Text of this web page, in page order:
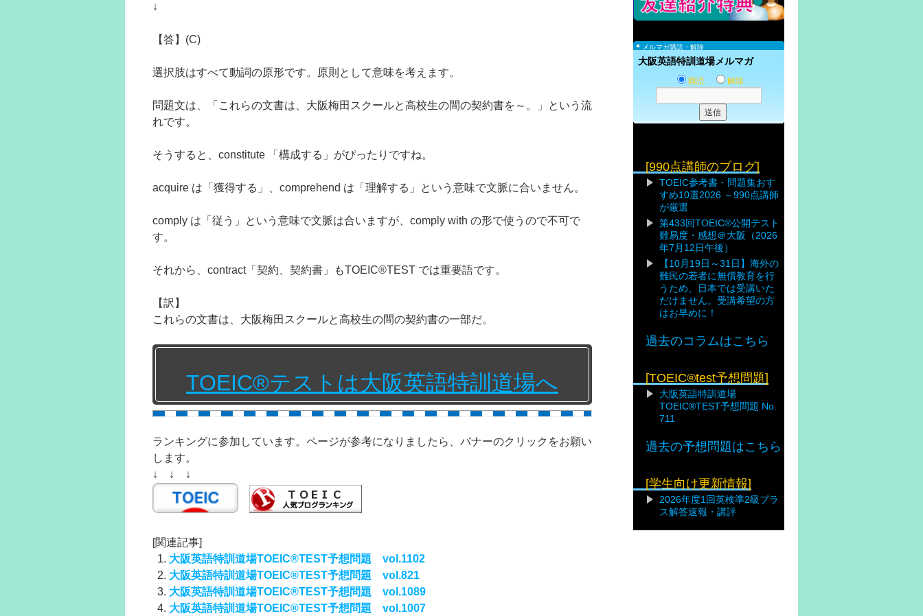
↓
【答】(C)
選択肢はすべて動詞の原形です。原則として意味を考えます。
問題文は、「これらの文書は、大阪梅田スクールと高校生の間の契約書を～。」という流
れです。
そうすると、constitute 「構成する」がぴったりですね。
acquire は「獲得する」、comprehend は「理解する」という意味で文脈に合いません。
comply は「従う」という意味で文脈は合いますが、comply with の形で使うので不可で
す。
それから、contract「契約、契約書」もTOEIC®TEST では重要語です。
【訳】
これらの文書は、大阪梅田スクールと高校生の間の契約書の一部だ。
TOEIC®テストは大阪英語特訓道場へ
ランキングに参加しています。ページが参考になりましたら、バナーのクリックをお願い
します。
↓ ↓ ↓
[関連記事]
大阪英語特訓道場TOEIC®TEST予想問題 vol.1102
大阪英語特訓道場TOEIC®TEST予想問題 vol.821
大阪英語特訓道場TOEIC®TEST予想問題 vol.1089
大阪英語特訓道場TOEIC®TEST予想問題 vol.1007
メルマガ購読・解除
大阪英語特訓道場メルマガ
購読 解除
[990点講師のブログ]
TOEIC参考書・問題集おす
すめ10選2026 ～990点講師
が厳選
第433回TOEIC®公開テスト
難易度・感想＠大阪（2026
年7月12日午後）
【10月19日～31日】海外の
難民の若者に無償教育を行
うため、日本では受講いた
だけません。受講希望の方
はお早めに！
過去のコラムはこちら
[TOEIC®test予想問題]
大阪英語特訓道場
TOEIC®TEST予想問題 No.
711
過去の予想問題はこちら
[学生向け更新情報]
2026年度1回英検準2級プラ
ス解答速報・講評